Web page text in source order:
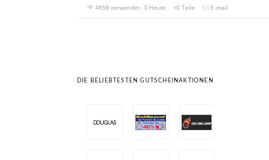
4858 verwendet - 0 Heute Teile E-mail
DIE BELIEBTESTEN GUTSCHEINAKTIONEN